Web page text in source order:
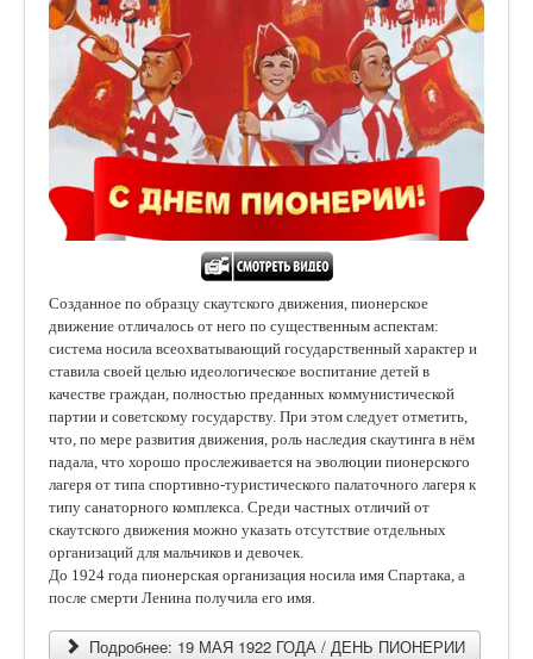
Созданное по образцу скаутского движения, пионерское
движение отличалось от него по существенным аспектам:
система носила всеохватывающий государственный характер и
ставила своей целью идеологическое воспитание детей в
качестве граждан, полностью преданных коммунистической
партии и советскому государству. При этом следует отметить,
что, по мере развития движения, роль наследия скаутинга в нём
падала, что хорошо прослеживается на эволюции пионерского
лагеря от типа спортивно-туристического палаточного лагеря к
типу санаторного комплекса. Среди частных отличий от
скаутского движения можно указать отсутствие отдельных
организаций для мальчиков и девочек.
До 1924 года пионерская организация носила имя Спартака, а
после смерти Ленина получила его имя.
Подробнее: 19 МАЯ 1922 ГОДА / ДЕНЬ ПИОНЕРИИ